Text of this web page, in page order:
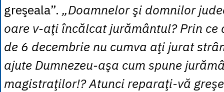
greşeala”. „Doamnelor şi domnilor
oare v-aţi încălcat jurământul? Prin
de 6 decembrie nu cumva aţi jurat
ajute Dumnezeu-aşa cum spune
magistraţilor!? Atunci reparaţi-vă